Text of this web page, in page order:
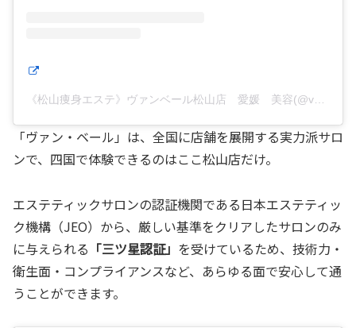
《松山痩身エステ》ヴァンベール松山店 愛媛 美容(@van_veal.matsuyama)がシェアした投稿
「ヴァン・ベール」は、全国に店舗を展開する実力派サロ
ンで、四国で体験できるのはここ松山店だけ。
エステティックサロンの認証機関である日本エステティッ
ク機構（JEO）から、厳しい基準をクリアしたサロンのみ
に与えられる 「三ツ星認証」 を受けているため、技術力・
衛生面・コンプライアンスなど、あらゆる面で安心して通
うことができます。